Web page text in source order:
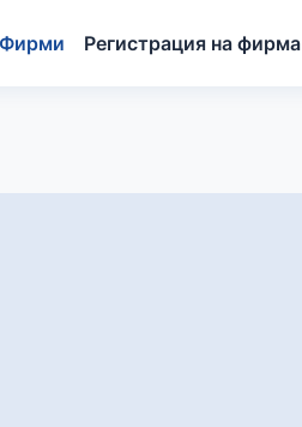
Фирми Регистрация на фирма